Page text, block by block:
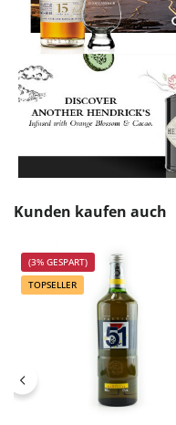
Produktgalerie überspringen
Kunden kaufen auch
(3% GESPART)
TOPSELLER